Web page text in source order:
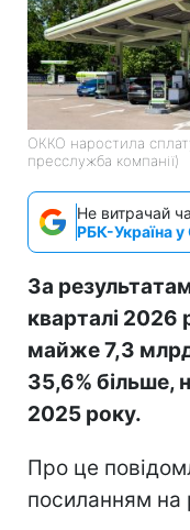
ОККО наростила
пресслужба компанії)
Не витрачай
РБК-Україна у
За
кварталі 2026
майже 7,3
35,6% більше,
2025 року.
Про це
посиланням на